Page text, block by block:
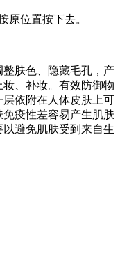
原位置按下去。
肤色、隐藏毛孔，产
、补妆。有效防御物
依附在人体皮肤上可
疫性差容易产生肌肤
避免肌肤受到来自生